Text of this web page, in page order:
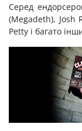
Серед
(Megadeth), Josh
Petty і багато